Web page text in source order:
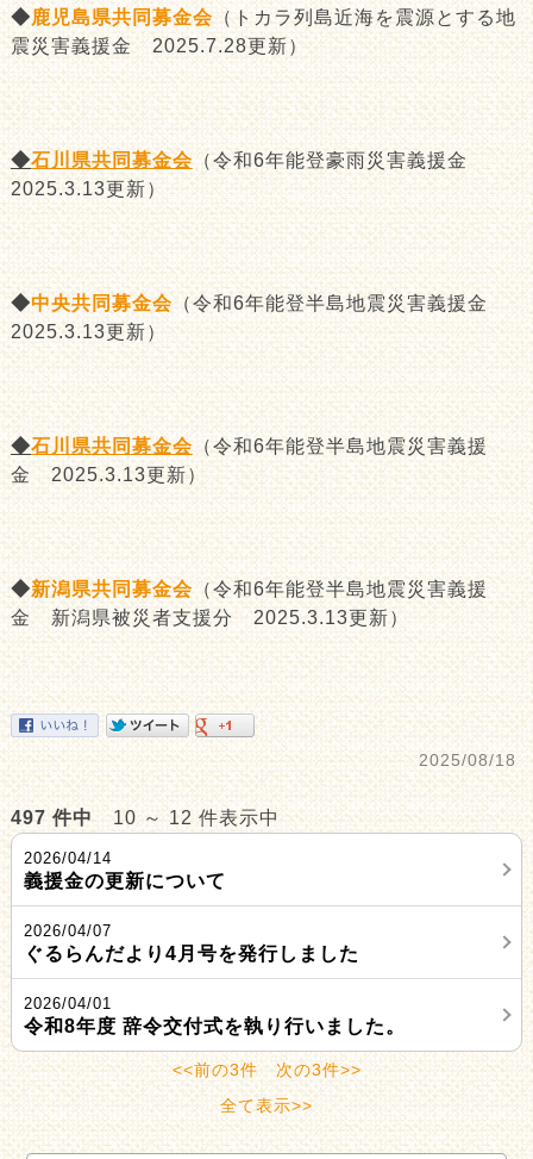
◆鹿児島県共同募金会（トカラ列島近海を震源とする地
震災害義援金 2025.7.28更新）
◆石川県共同募金会（令和6年能登豪雨災害義援金
2025.3.13更新）
◆中央共同募金会（令和6年能登半島地震災害義援金
2025.3.13更新）
◆石川県共同募金会（令和6年能登半島地震災害義援
金 2025.3.13更新）
◆新潟県共同募金会（令和6年能登半島地震災害義援
金 新潟県被災者支援分 2025.3.13更新）
2025/08/18
497 件中10 ～ 12 件表示中
2026/04/14
義援金の更新について
2026/04/07
ぐるらんだより4月号を発行しました
2026/04/01
令和8年度 辞令交付式を執り行いました。
<<前の3件
次の3件>>
全て表示>>